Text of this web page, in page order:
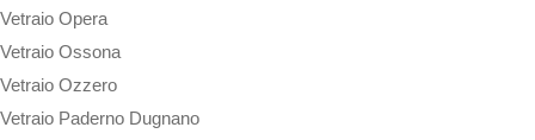
Vetraio Opera
Vetraio Ossona
Vetraio Ozzero
Vetraio Paderno Dugnano